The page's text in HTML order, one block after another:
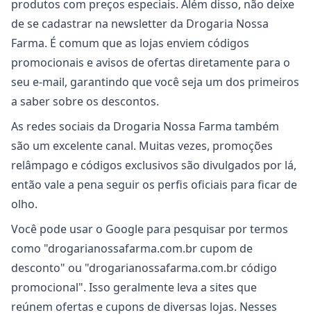
produtos com preços especiais. Além disso, não deixe
de se cadastrar na newsletter da Drogaria Nossa
Farma. É comum que as lojas enviem códigos
promocionais e avisos de ofertas diretamente para o
seu e-mail, garantindo que você seja um dos primeiros
a saber sobre os descontos.
As redes sociais da Drogaria Nossa Farma também
são um excelente canal. Muitas vezes, promoções
relâmpago e códigos exclusivos são divulgados por lá,
então vale a pena seguir os perfis oficiais para ficar de
olho.
Você pode usar o Google para pesquisar por termos
como "drogarianossafarma.com.br cupom de
desconto" ou "drogarianossafarma.com.br código
promocional". Isso geralmente leva a sites que
reúnem ofertas e cupons de diversas lojas. Nesses